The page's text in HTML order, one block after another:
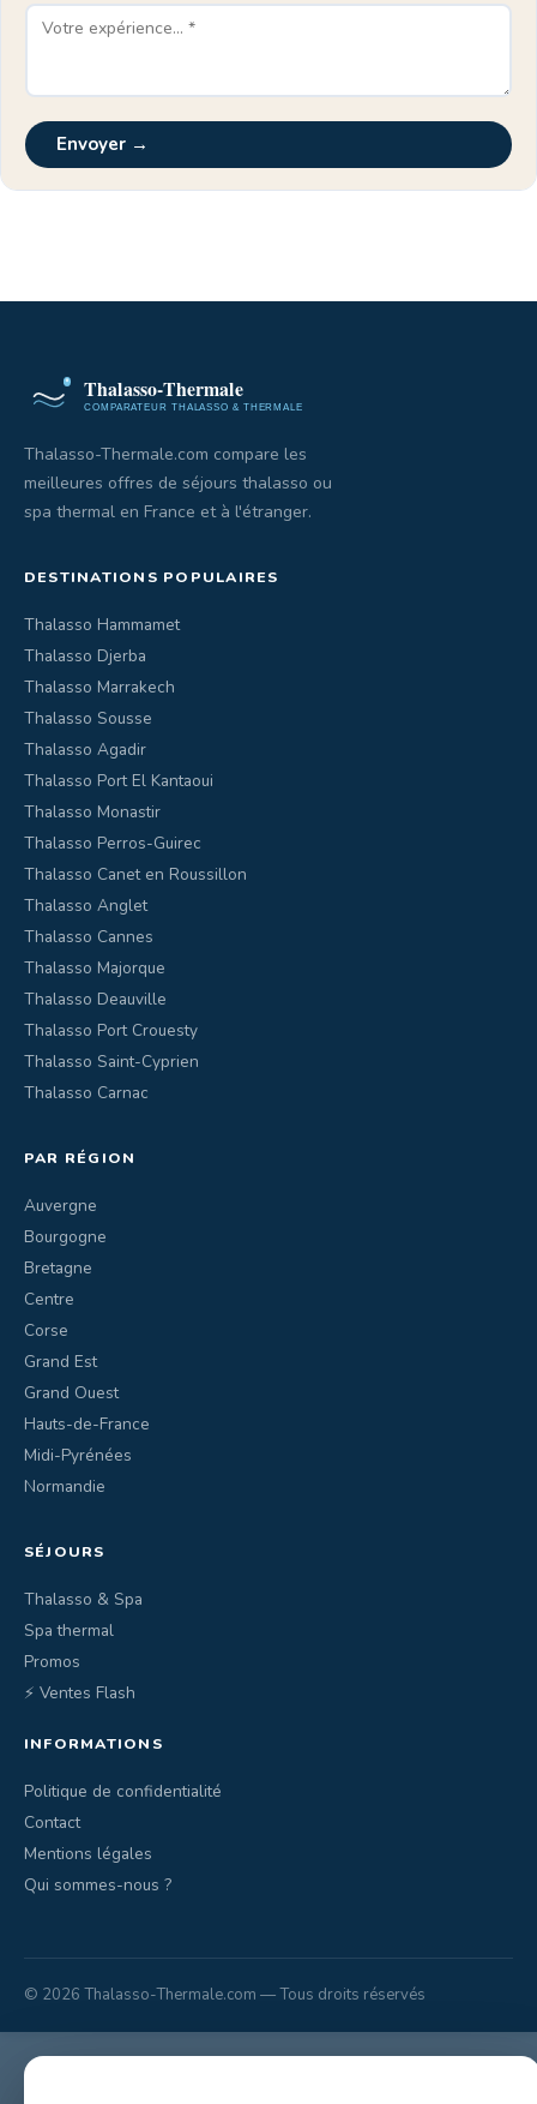
Envoyer →
Thalasso-Thermale.com compare les
meilleures offres de séjours thalasso ou
spa thermal en France et à l'étranger.
DESTINATIONS POPULAIRES
Thalasso Hammamet
Thalasso Djerba
Thalasso Marrakech
Thalasso Sousse
Thalasso Agadir
Thalasso Port El Kantaoui
Thalasso Monastir
Thalasso Perros-Guirec
Thalasso Canet en Roussillon
Thalasso Anglet
Thalasso Cannes
Thalasso Majorque
Thalasso Deauville
Thalasso Port Crouesty
Thalasso Saint-Cyprien
Thalasso Carnac
PAR RÉGION
Auvergne
Bourgogne
Bretagne
Centre
Corse
Grand Est
Grand Ouest
Hauts-de-France
Midi-Pyrénées
Normandie
SÉJOURS
Thalasso & Spa
Spa thermal
Promos
⚡ Ventes Flash
INFORMATIONS
Politique de confidentialité
Contact
Mentions légales
Qui sommes-nous ?
© 2026 Thalasso-Thermale.com — Tous droits réservés